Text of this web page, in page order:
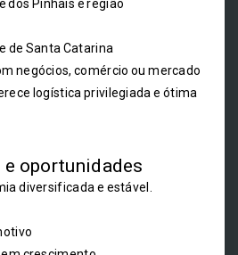
dos Pinhais e região
de Santa Catarina
negócios, comércio ou mercado
logística privilegiada e ótima
oportunidades
diversificada e estável.